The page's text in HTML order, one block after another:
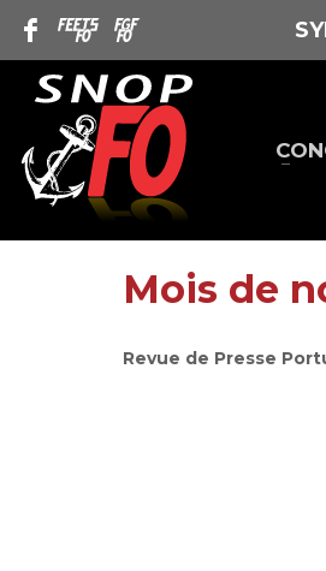
Mois de
Revue de Presse